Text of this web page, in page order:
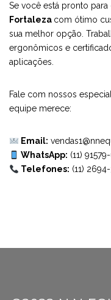
Se você está pronto para
Fortaleza com ótimo
sua melhor opção.
ergonômicos e
aplicações.
Fale com nossos
equipe merece:
Email:
WhatsApp: (11)
Telefones: (11)